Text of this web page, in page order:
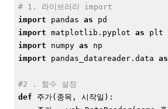
# 1. 라이브러리 import
import pandas as
import matplotlib.pyplot as
import numpy as
import pandas_datareader.data as
#2 . 함수 설정
def 주가(종목, 시작일) :